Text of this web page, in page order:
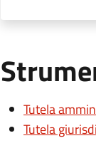
Tutela
Tutela